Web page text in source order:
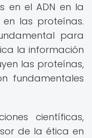
en el ADN en la
las proteínas.
para
la información
las proteínas,
fundamentales
científicas,
de la ética en